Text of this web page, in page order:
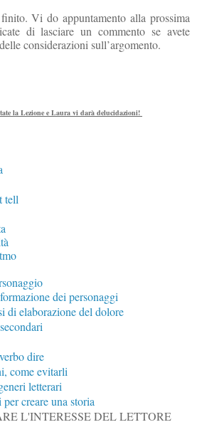
Vi do appuntamento alla prossima
di lasciare un commento se avete
considerazioni sull’argomento.
la Lezione e Laura vi darà delucidazioni!
tell
dei personaggi
di elaborazione del dolore
dire
come evitarli
letterari
creare una storia
L'INTERESSE DEL LETTORE